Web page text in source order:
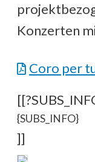
Konzerten
Coro per
{SUBS_INFO}
]]